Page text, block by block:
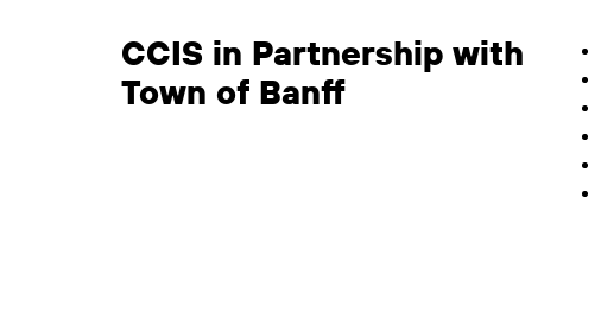
CCIS in Partnership with
Town of Banff